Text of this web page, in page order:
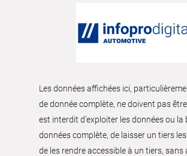
Les données affichées ici,
de donnée complète, ne doivent pas
est interdit d’exploiter les données ou la
données complète, de laisser un tiers
de les rendre accessible à un tiers, sans